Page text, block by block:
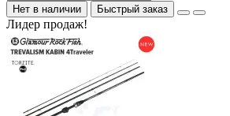
Нет в наличии Быстрый заказ
Лидер продаж!